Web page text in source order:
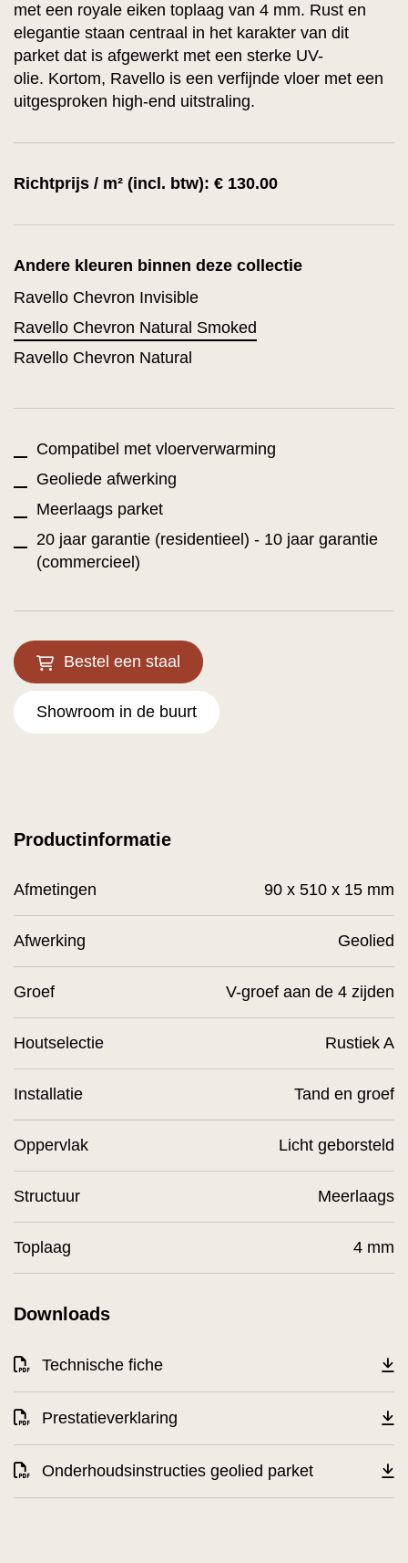
met een royale eiken toplaag van 4 mm. Rust en
elegantie staan centraal in het karakter van dit
parket dat is afgewerkt met een sterke UV-
olie. Kortom, Ravello is een verfijnde vloer met een
uitgesproken high-end uitstraling.
Richtprijs / m² (incl. btw): € 130.00
Andere kleuren binnen deze collectie
Ravello Chevron Invisible
Ravello Chevron Natural Smoked
Ravello Chevron Natural
Compatibel met vloerverwarming
Geoliede afwerking
Meerlaags parket
20 jaar garantie (residentieel) - 10 jaar garantie
(commercieel)
Bestel een staal
Showroom in de buurt
Downloads
Technische fiche
Prestatieverklaring
Onderhoudsinstructies geolied parket
Productinformatie
Afmetingen 90 x 510 x 15 mm
Afwerking Geolied
Groef V-groef aan de 4 zijden
Houtselectie Rustiek A
Installatie Tand en groef
Oppervlak Licht geborsteld
Structuur Meerlaags
Toplaag 4 mm